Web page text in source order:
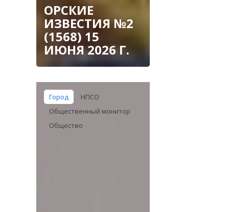
ОРСКИЕ
ИЗВЕСТИЯ №2
(1568) 15
ИЮНЯ 2026 Г.
Город
НПСО
Общественный монитор
Общество